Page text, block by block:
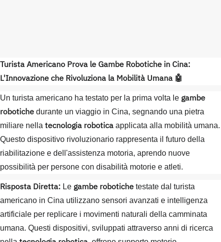
Turista Americano Prova le Gambe Robotiche in Cina:
L'Innovazione che Rivoluziona la Mobilità Umana 🤖
Un turista americano ha testato per la prima volta le gambe
robotiche durante un viaggio in Cina, segnando una pietra
miliare nella tecnologia robotica applicata alla mobilità umana.
Questo dispositivo rivoluzionario rappresenta il futuro della
riabilitazione e dell'assistenza motoria, aprendo nuove
possibilità per persone con disabilità motorie e atleti.
Risposta Diretta: Le gambe robotiche testate dal turista
americano in Cina utilizzano sensori avanzati e intelligenza
artificiale per replicare i movimenti naturali della camminata
umana. Questi dispositivi, sviluppati attraverso anni di ricerca